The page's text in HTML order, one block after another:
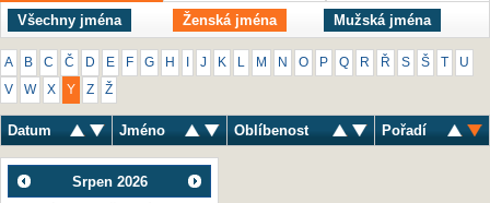
Všechny jména Ženská jména Mužská jména
A B C Č D E F G H J K M N O P Q R Ř S Š U
V W X Y Z Ž
Datum Jméno Oblíbenost Pořadí
Srpen 2026